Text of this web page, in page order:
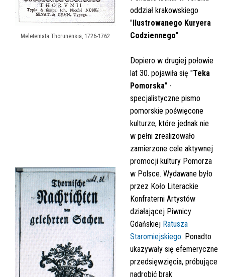
Meletemata Thorunensia, 1726-1762
oddział krakowskiego
"Ilustrowanego Kuryera
Codziennego".
Dopiero w drugiej połowie
lat 30. pojawiła się "Teka
Pomorska" -
specjalistyczne pismo
pomorskie poświęcone
kulturze, które jednak nie
w pełni zrealizowało
zamierzone cele aktywnej
promocji kultury Pomorza
w Polsce. Wydawane było
przez Koło Literackie
Konfraterni Artystów
działającej Piwnicy
Gdańskiej Ratusza
Staromiejskiego. Ponadto
ukazywały się efemeryczne
przedsięwzięcia, próbujące
nadrobić brak